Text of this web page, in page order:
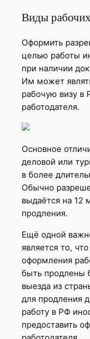
Виды
Оформить
целью работы
при наличии
Им может
рабочую визу в
работодателя.
Основное
деловой или
в более
Обычно
выдаётся на 12
продления.
Ещё одной
является то,
оформления
быть продлены
выезда из
для продления
работу в РФ
предоставить